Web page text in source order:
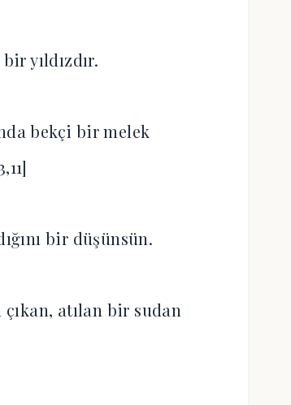
yıldızdır.
bekçi bir melek
bir düşünsün.
atılan bir sudan